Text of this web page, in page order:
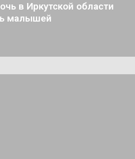
в Иркутской области
малышей